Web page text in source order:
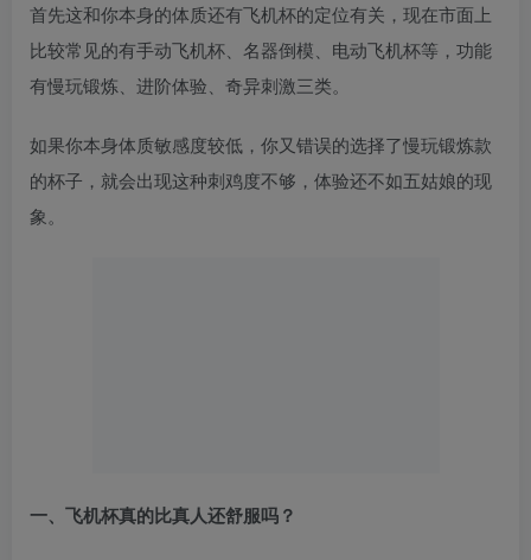
首先这和你本身的体质还有飞机杯的定位有关，现在市面上
比较常见的有手动飞机杯、名器倒模、电动飞机杯等，功能
有慢玩锻炼、进阶体验、奇异刺激三类。
如果你本身体质敏感度较低，你又错误的选择了慢玩锻炼款
的杯子，就会出现这种刺鸡度不够，体验还不如五姑娘的现
象。
一、飞机杯真的比真人还舒服吗？